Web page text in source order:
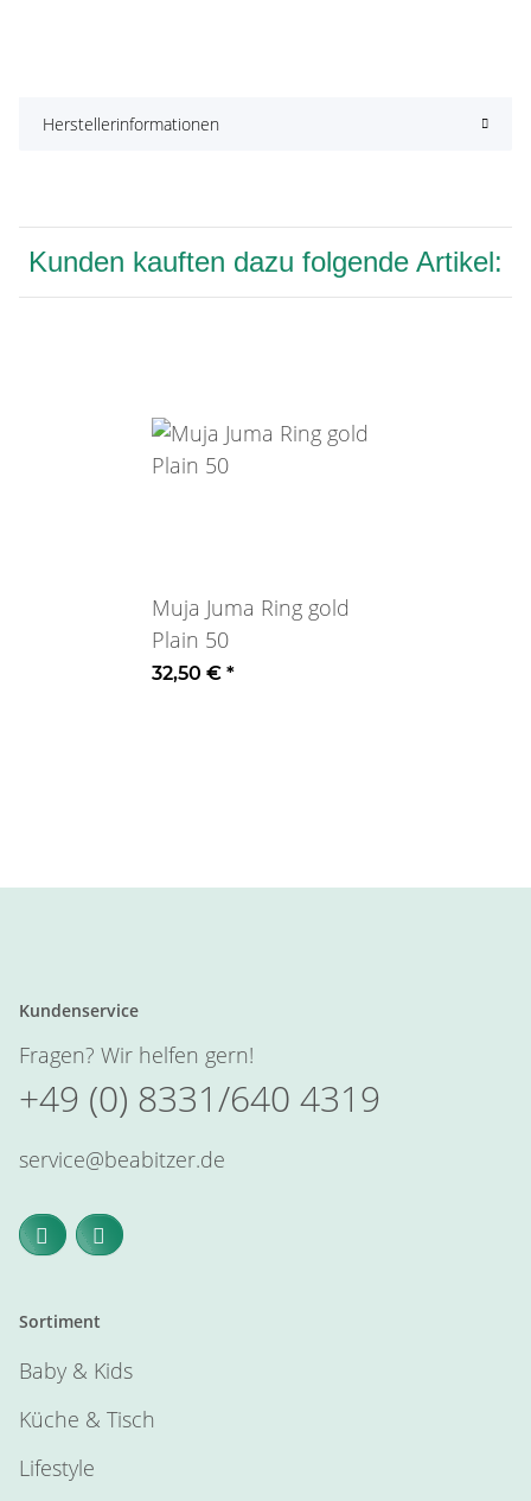
Herstellerinformationen
Kunden kauften dazu folgende Artikel:
Muja Juma Ring gold
Plain 50
32,50 € *
Kundenservice
Fragen? Wir helfen gern!
+49 (0) 8331/640 4319
service@beabitzer.de
Sortiment
Baby & Kids
Küche & Tisch
Lifestyle